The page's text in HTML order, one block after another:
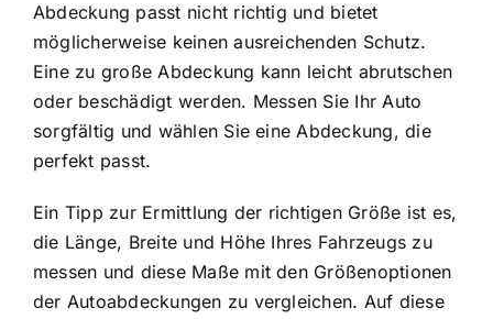
Abdeckung passt nicht richtig und bietet
möglicherweise keinen ausreichenden Schutz.
Eine zu große Abdeckung kann leicht abrutschen
oder beschädigt werden. Messen Sie Ihr Auto
sorgfältig und wählen Sie eine Abdeckung, die
perfekt passt.
Ein Tipp zur Ermittlung der richtigen Größe ist es,
die Länge, Breite und Höhe Ihres Fahrzeugs zu
messen und diese Maße mit den Größenoptionen
der Autoabdeckungen zu vergleichen. Auf diese